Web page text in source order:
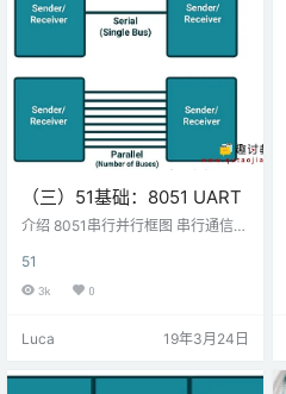
时器时钟 8051定时器时钟 例如，假
设我们的晶振频率为11…
（三）51基础：8051 UART
介绍 8051串行并行框图 串行通信意
通信中，一次可传输的位数取决于
可用于通信的数据线的数量。 两种
一次传输帧结构中的字节数据 8051
RT3.1上有RXD（串行数据接收引
51
3k 0
Luca 19年3月24日